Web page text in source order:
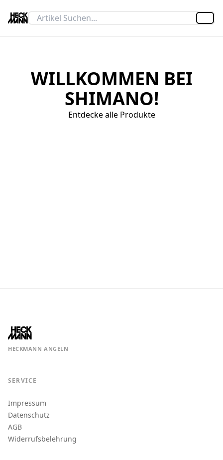
WILLKOMMEN BEI
SHIMANO!
Entdecke alle Produkte
HECKMANN ANGELN
SERVICE
Impressum
Datenschutz
AGB
Widerrufsbelehrung